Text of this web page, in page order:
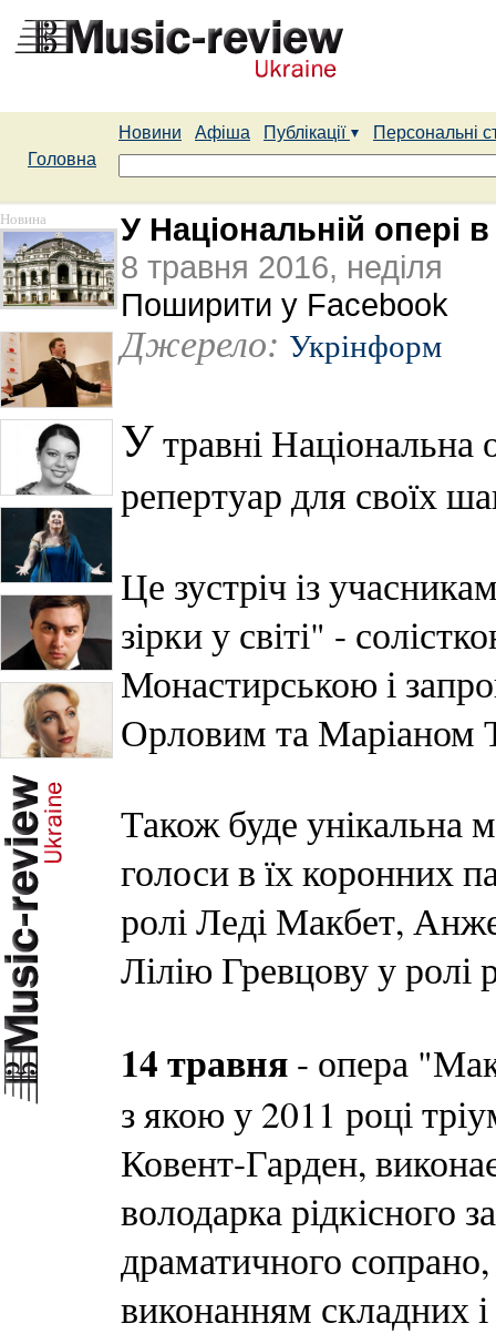
Новини Афіша Публікації
Персональні
Головна
Новина
У Національній опері
8 травня 2016, неділя
Поширити у Facebook
Джерело: Укрінформ
Утравні Національна
репертуар для своїх
Це зустріч із
зірки у світі" -
Монастирською і
Орловим та Маріаном
Також буде унікальна
голоси в їх коронних
ролі Леді Макбет,
Лілію Гревцову у
14 травня - опера
з якою у 2011 році
Ковент-Гарден,
володарка рідкісного
драматичного
виконанням складних